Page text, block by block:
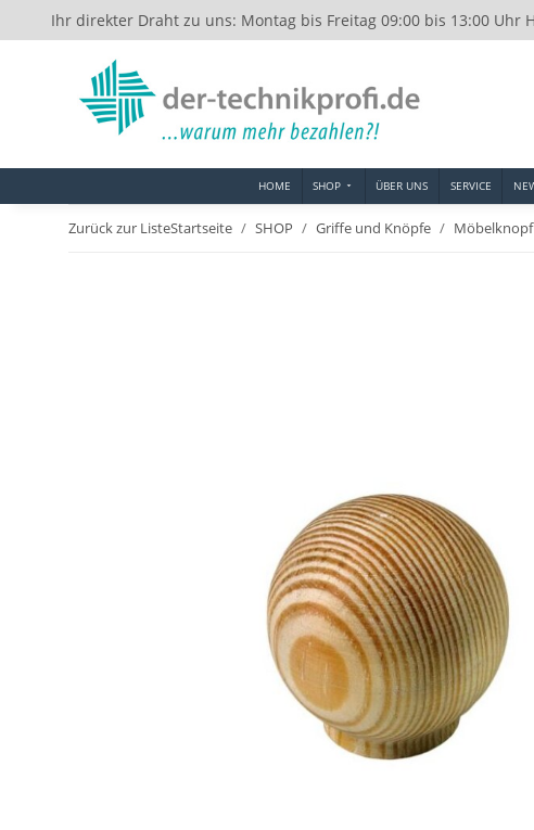
Ihr direkter Draht zu uns: Montag bis Freitag 09:00 bis 13:00 Uhr
HOME SHOP ÜBER UNS SERVICE
Zurück zur ListeStartseite SHOP Griffe und Knöpfe Möbelknopf